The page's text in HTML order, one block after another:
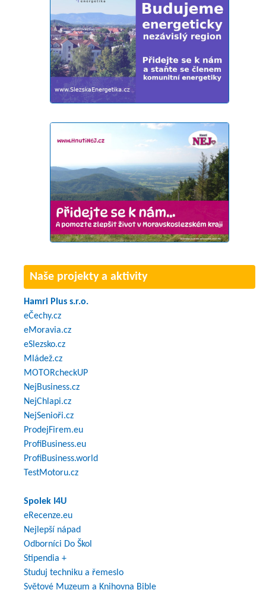
Naše projekty a aktivity
Hamri Plus s.r.o.
eČechy.cz
eMoravia.cz
eSlezsko.cz
Mládež.cz
MOTORcheckUP
NejBusiness.cz
NejChlapi.cz
NejSenioři.cz
ProdejFirem.eu
ProfiBusiness.eu
ProfiBusiness.world
TestMotoru.cz
Spolek I4U
eRecenze.eu
Nejlepší nápad
Odborníci Do Škol
Stipendia +
Studuj techniku a řemeslo
Světové Muzeum a Knihovna Bible